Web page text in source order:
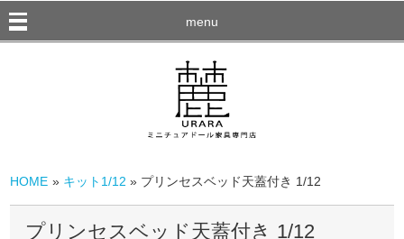
menu
HOME » キット1/12 » プリンセスベッド天蓋付き 1/12
プリンセスベッド天蓋付き 1/12